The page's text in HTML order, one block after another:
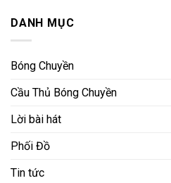
DANH MỤC
Bóng Chuyền
Cầu Thủ Bóng Chuyền
Lời bài hát
Phối Đồ
Tin tức